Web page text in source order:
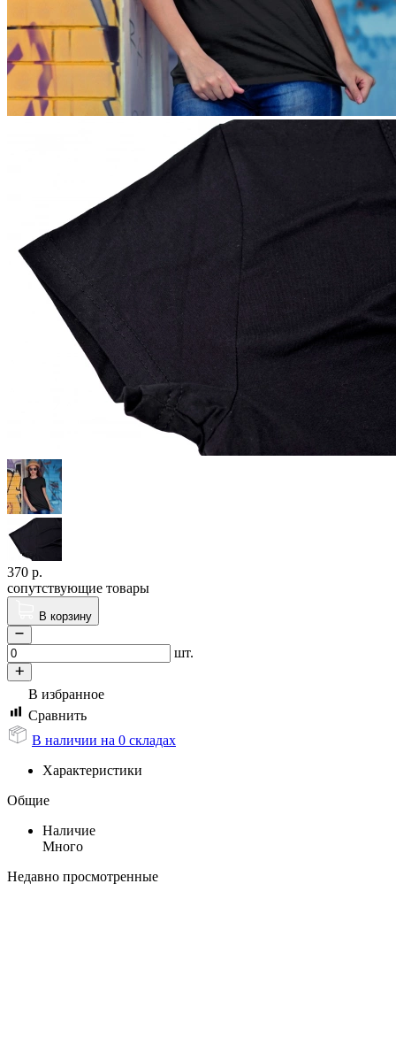
370 р.
сопутствующие товары
В корзину
шт.
В избранное
Сравнить
В наличии на 0 складах
Характеристики
Общие
Наличие
Много
Недавно просмотренные